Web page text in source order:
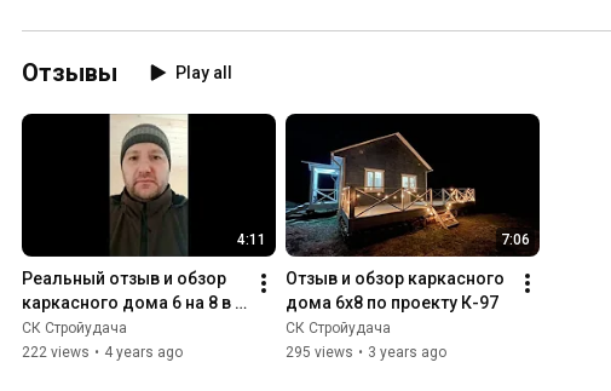
Отзывы Play all
4:11
Реальный отзыв и обзор
каркасного дома 6 на 8 в 2
этажа
СК Стройудача
222 views • 4 years ago
7:06
Отзыв и обзор каркасного
дома 6х8 по проекту К-97
СК Стройудача
295 views • 3 years ago